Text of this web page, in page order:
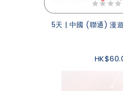
5天 | 中國 (聯通) 漫